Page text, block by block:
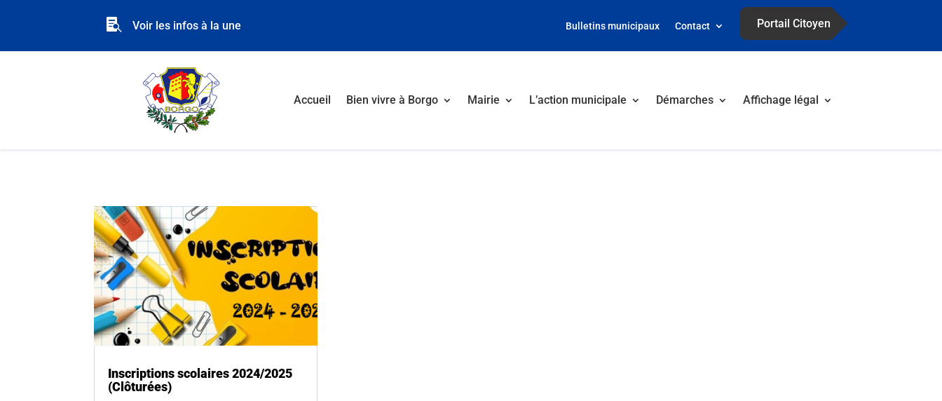
 Voir les infos à la une Bulletins municipaux Contact Portail Citoyen
Accueil Bien vivre à Borgo Mairie L’action municipale Démarches Affichage légal
Inscriptions scolaires 2024/2025
(Clôturées)